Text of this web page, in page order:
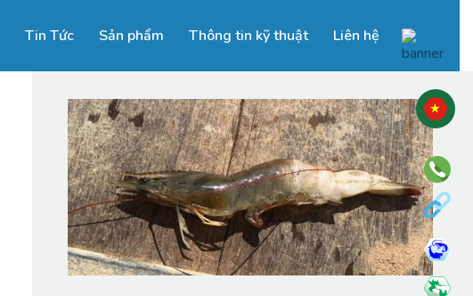
Tin Tức Sản phẩm Thông tin kỹ thuật Liên hệ